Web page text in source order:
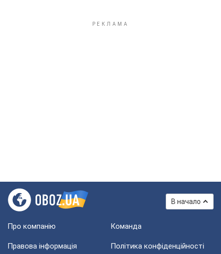
В начало
Про компанію Команда
Правова інформація Політика конфіденційності